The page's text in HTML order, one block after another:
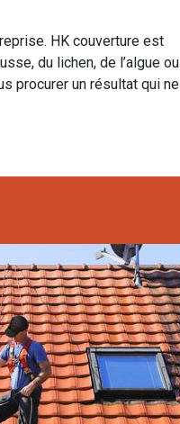
HK couverture est
du lichen, de l’algue ou
procurer un résultat qui ne